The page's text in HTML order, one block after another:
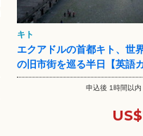
キト
キト旧市街と赤道博物館を巡
【英語ガイド/ 伝統昼食付】
申込後 1時間以内